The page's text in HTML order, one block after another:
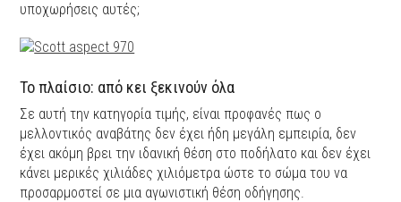
υποχωρήσεις αυτές;
Το πλαίσιο: από κει ξεκινούν όλα
Σε αυτή την κατηγορία τιμής, είναι προφανές πως ο
μελλοντικός αναβάτης δεν έχει ήδη μεγάλη εμπειρία, δεν
έχει ακόμη βρει την ιδανική θέση στο ποδήλατο και δεν έχει
κάνει μερικές χιλιάδες χιλιόμετρα ώστε το σώμα του να
προσαρμοστεί σε μια αγωνιστική θέση οδήγησης.